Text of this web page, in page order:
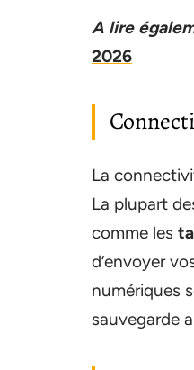
A lire
2026
La
La plupart
comme les
d’envoyer
numériques
sauvegarde